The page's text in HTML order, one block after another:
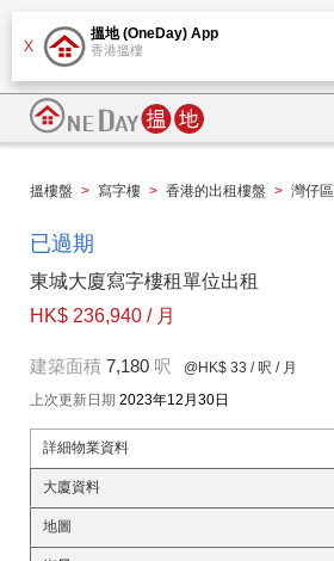
X
搵地 (OneDay) App
香港搵樓
搵樓盤 > 寫字樓 > 香港的出租樓盤 > 灣仔區
已過期
東城大廈寫字樓租單位出租
HK$ 236,940 / 月
建築面積 7,180 呎 @HK$ 33 / 呎 / 月
上次更新日期 2023年12月30日
詳細物業資料
大廈資料
地圖